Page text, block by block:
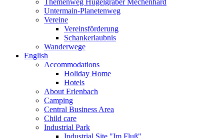
Themenweg Hügelgräber Mechenhard
Untermain-Planetenweg
Vereine
Vereinsförderung
Schankerlaubnis
Wanderwege
English
Accommodations
Holiday Home
Hotels
About Erlenbach
Camping
Central Business Area
Child care
Industrial Park
Industrial Site "Im Fluß"